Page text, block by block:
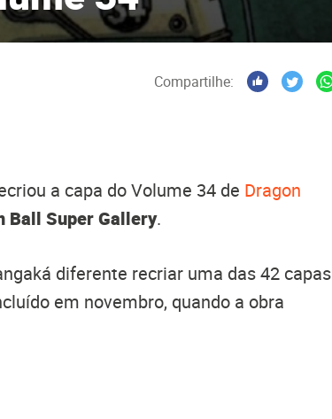
Compartilhe:
a capa do Volume 34 de Dragon
Ball Super Gallery.
diferente recriar uma das 42 capas
em novembro, quando a obra